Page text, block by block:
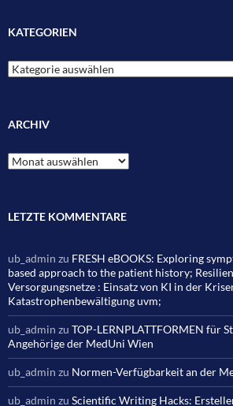
KATEGORIEN
Kategorien
ARCHIV
Archiv
LETZTE KOMMENTARE
ub_admin zu FRESH eBOOKS: Exploring
based approach to the patient history;
Versorgungsnetze : Einsatz von KI in der
Katastrophenbewältigung uvm;
ub_admin zu TOP-LERNPLATTFORMEN für
Angehörige der MedUni Wien
ub_admin zu Normen-Verfügbarkeit an der
ub_admin zu Scientific Writing Hacks: